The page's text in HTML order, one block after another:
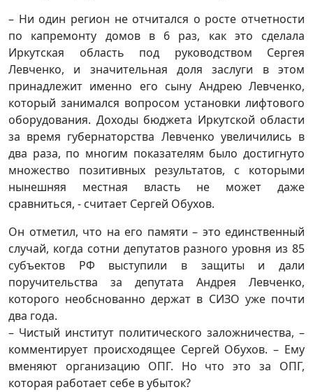
– Ни один регион не отчитался о росте отчетности
по капремонту домов в 6 раз, как это сделала
Иркутская область под руководством Сергея
Левченко, и значительная доля заслуги в этом
принадлежит именно его сыну Андрею Левченко,
который занимался вопросом установки лифтового
оборудования. Доходы бюджета Иркутской области
за время губернаторства Левченко увеличились в
два раза, по многим показателям было достигнуто
множество позитивных результатов, с которыми
нынешняя местная власть не может даже
сравниться, - считает Сергей Обухов.
Он отметил, что на его памяти – это единственный
случай, когда сотни депутатов разного уровня из 85
субъектов РФ выступили в защиты и дали
поручительства за депутата Андрея Левченко,
которого необснованно держат в СИЗО уже почти
два года.
– Чистый институт политического заложничества, –
комментирует происходящее Сергей Обухов. – Ему
вменяют организацию ОПГ. Но что это за ОПГ,
которая работает себе в убыток?